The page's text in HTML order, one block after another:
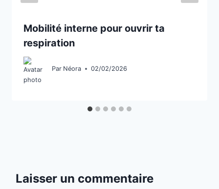
Mobilité interne pour ouvrir ta
respiration
Par Néora 02/02/2026
Laisser un commentaire